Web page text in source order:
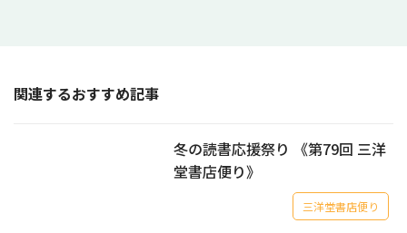
関連するおすすめ記事
冬の読書応援祭り 《第79回 三洋
堂書店便り》
三洋堂書店便り